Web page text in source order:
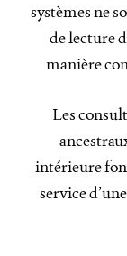
systèmes ne
de lecture
manière
Les
intérieure
service